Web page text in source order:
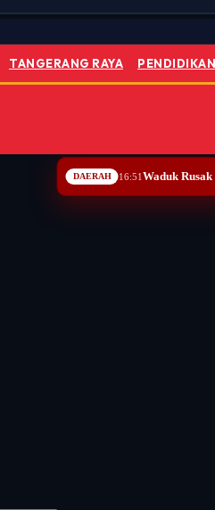
TANGERANG RAYA PENDIDIKAN
DAERAH 16:51Waduk